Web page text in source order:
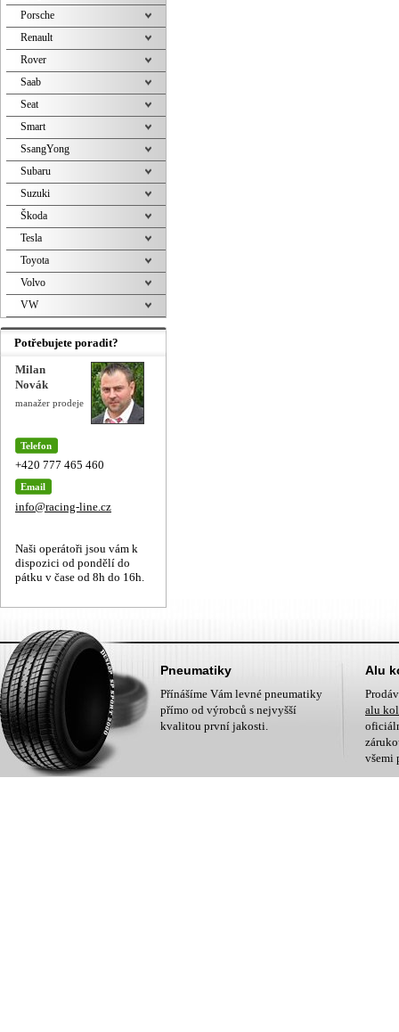
Porsche
Renault
Rover
Saab
Seat
Smart
SsangYong
Subaru
Suzuki
Škoda
Tesla
Toyota
Volvo
VW
Potřebujete poradit?
Milan
Novák
manažer prodeje
Telefon
+420 777 465 460
Email
info@racing-line.cz
Naši operátoři jsou vám k
dispozici od pondělí do
pátku v čase od 8h do 16h.
Pneumatiky
Přínášíme Vám levné pneumatiky
přímo od výrobců s nejvyšší
kvalitou první jakosti.
Alu
alu
všemi